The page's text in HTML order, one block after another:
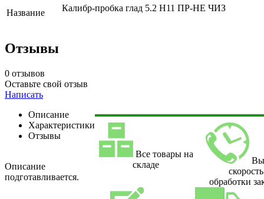
Название Калибр-пробка глад 5.2 Н11 ПР-НЕ ЧИЗ
Отзывы
0 отзывов
Оставьте свой отзыв
Написать
Описание
Характеристики
Отзывы
Описание
подготавливается.
Все товары на
складе
скорость
обработки